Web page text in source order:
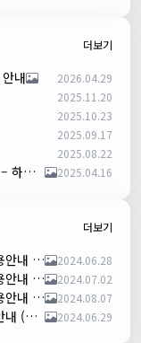
더보기
내 2026.04.29
2025.11.20
2025.10.23
2025.09.17
2025.08.22
[달밤 궁상] 호치민 프라이빗 클럽 댄스 파티 – 하루 한 팀만! 2025.04.16
더보기
달밤 호치민 VIP 패스트트랙 이용안내 (떤션넛공항)
2024.06.28
달밤 나트랑 VIP 패스트트랙 이용안내 (깜란공항)
2024.07.02
달밤 하노이 VIP 패스트트랙 이용안내 (노이바이공항)
2024.08.07
달밤 다낭 VIP 패스트트랙 이용안내 (다낭국제공항) 2024.06.29